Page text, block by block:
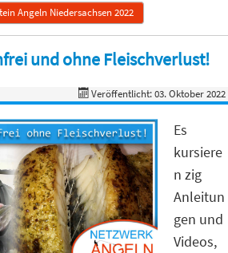
Angeln Niedersachsen 2022
und ohne Fleischverlust!
Veröffentlicht: 03. Oktober 2022
Es
kursiere
n zig
Anleitun
gen und
Videos,